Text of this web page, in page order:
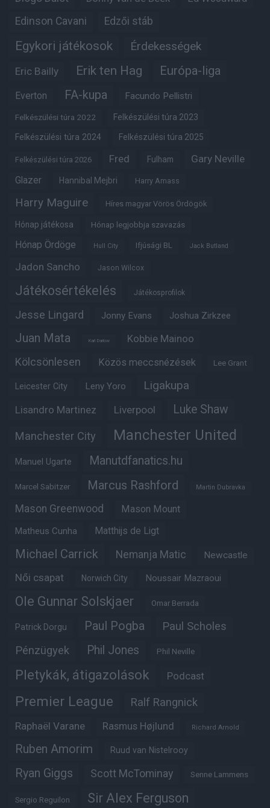
Edinson Cavani Edzői stáb
Egykori játékosok Érdekességek
Eric Bailly Erik ten Hag Európa-liga
Everton FA-kupa Facundo Pellistri
Felkészülési túra 2022 Felkészülési túra 2023
Felkészülési túra 2024 Felkészülési túra 2025
Felkészülési túra 2026 Fred Fulham Gary Neville
Glazer Hannibal Mejbri Harry Amass
Harry Maguire Híres magyar Vörös Ördögök
Hónap játékosa Hónap legjobbja szavazás
Hónap Ördöge Hull City Ifjúsági BL Jack Butland
Jadon Sancho Jason Wilcox
Játékosértékelés Játékosprofilok
Jesse Lingard Jonny Evans Joshua Zirkzee
Juan Mata Karl Darlow Kobbie Mainoo
Kölcsönlesen Közös meccsnézések Lee Grant
Leicester City Leny Yoro Ligakupa
Lisandro Martinez Liverpool Luke Shaw
Manchester City Manchester United
Manuel Ugarte Manutdfanatics.hu
Marcel Sabitzer Marcus Rashford Martin Dubravka
Mason Greenwood Mason Mount
Matheus Cunha Matthijs de Ligt
Michael Carrick Nemanja Matic Newcastle
Női csapat Norwich City Noussair Mazraoui
Ole Gunnar Solskjaer Omar Berrada
Patrick Dorgu Paul Pogba Paul Scholes
Pénzügyek Phil Jones Phil Neville
Pletykák, átigazolások Podcast
Premier League Ralf Rangnick
Raphaël Varane Rasmus Højlund Richard Arnold
Ruben Amorim Ruud van Nistelrooy
Ryan Giggs Scott McTominay Senne Lammens
Sergio Reguilon Sir Alex Ferguson